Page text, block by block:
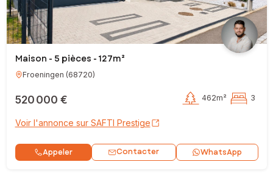
Maison - 5 pièces - 127m²
Froeningen (68720)
520 000 € 462m² 3
Voir l'annonce sur SAFTI Prestige
Appeler Contacter WhatsApp